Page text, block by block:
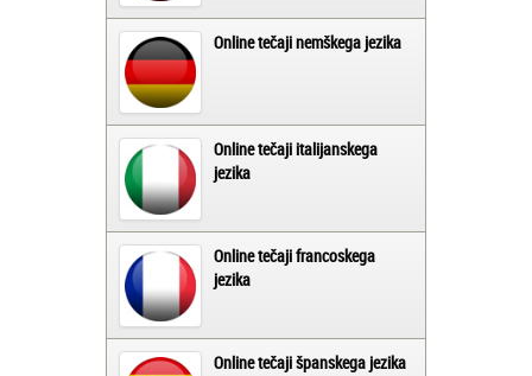
Online tečaji nemškega jezika
Online tečaji italijanskega
jezika
Online tečaji francoskega
jezika
Online tečaji španskega jezika